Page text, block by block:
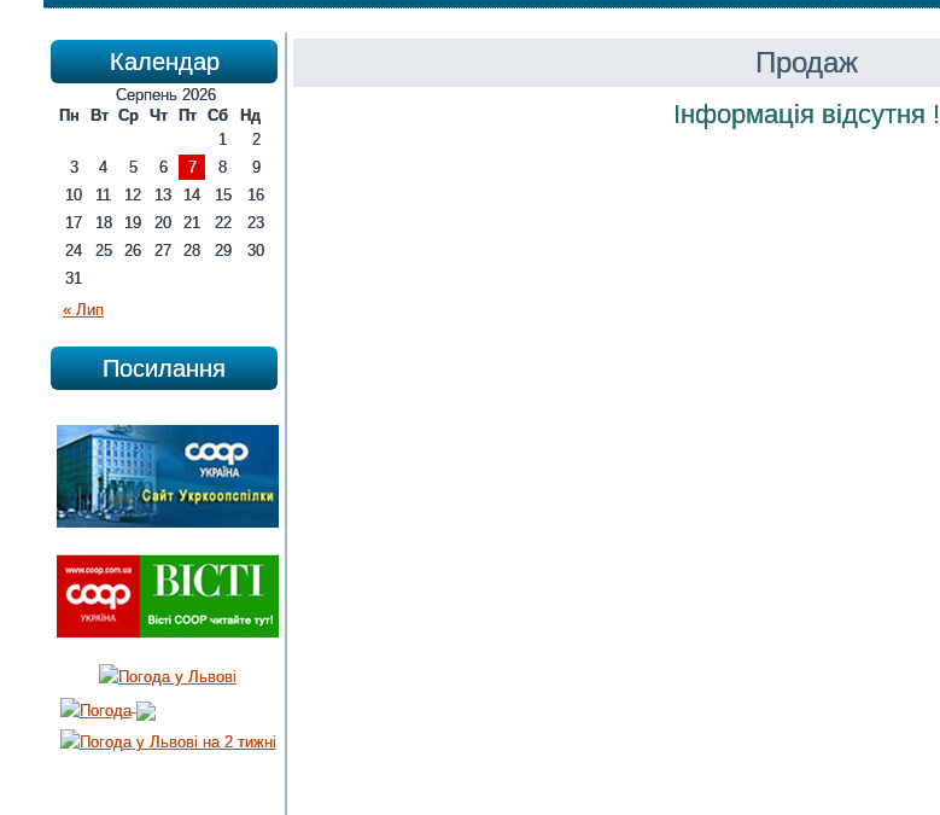
Календар
Серпень 2026
Пн
Вт Ср Чт Пт Сб Нд
« Лип
1
2
3
4 5 6 7 8
9
10
11 12 13 14 15
16
17
18 19 20 21 22
23
24
25 26 27 28 29
30
31
Посилання
Продаж
Інформація відсутня !